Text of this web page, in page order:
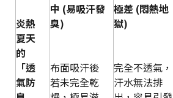
炎熱
夏天
的
「透
氣防
中 (易吸汗發
臭)
布面吸汗後
若未完全乾
極差 (悶熱地
獄)
完全不透氣，
汗水無法排